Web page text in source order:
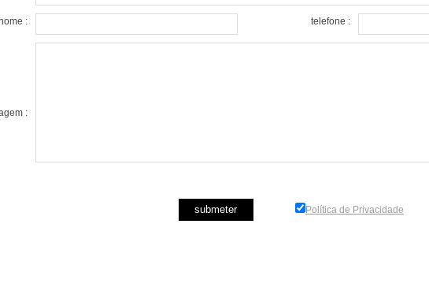
: telefone :
:
Política de Privacidade